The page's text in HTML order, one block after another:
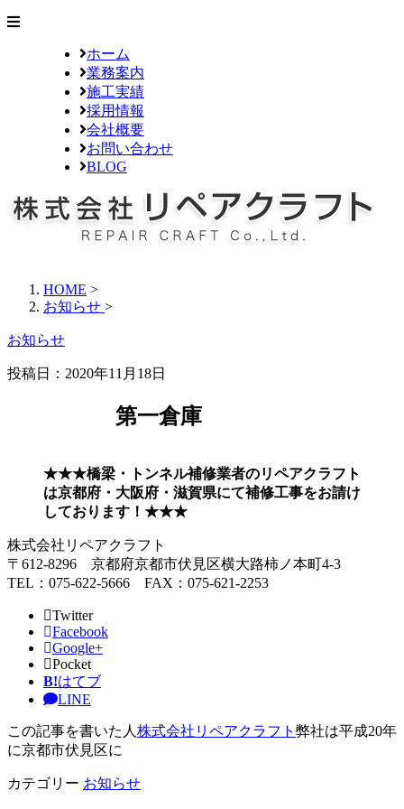
ホーム
業務案内
施工実績
採用情報
会社概要
お問い合わせ
BLOG
HOME >
お知らせ >
お知らせ
投稿日：2020年11月18日
第一倉庫
★★★橋梁・トンネル補修業者のリペアクラフト
は京都府・大阪府・滋賀県にて補修工事をお請け
しております！★★★
株式会社リペアクラフト
〒612-8296 京都府京都市伏見区横大路柿ノ本町4-3
TEL：075-622-5666 FAX：075-621-2253
Twitter
Facebook
Google+
Pocket
B!はてブ
LINE
この記事を書いた人 株式会社リペアクラフト 弊社は平成20年
に京都市伏見区に
カテゴリー お知らせ